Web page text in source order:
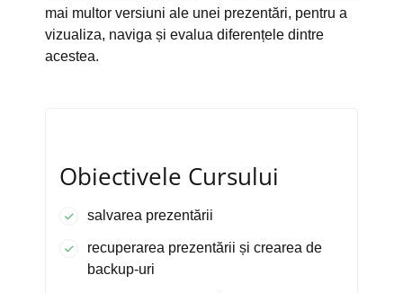
mai multor versiuni ale unei prezentări, pentru a
vizualiza, naviga și evalua diferențele dintre
acestea.
Obiectivele Cursului
salvarea prezentării
recuperarea prezentării și crearea de
backup-uri